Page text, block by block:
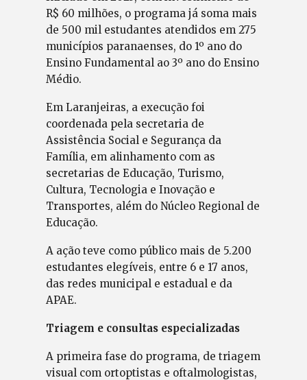
R$ 60 milhões, o programa já soma mais
de 500 mil estudantes atendidos em 275
municípios paranaenses, do 1º ano do
Ensino Fundamental ao 3º ano do Ensino
Médio.
Em Laranjeiras, a execução foi
coordenada pela secretaria de
Assistência Social e Segurança da
Família, em alinhamento com as
secretarias de Educação, Turismo,
Cultura, Tecnologia e Inovação e
Transportes, além do Núcleo Regional de
Educação.
A ação teve como público mais de 5.200
estudantes elegíveis, entre 6 e 17 anos,
das redes municipal e estadual e da
APAE.
Triagem e consultas especializadas
A primeira fase do programa, de triagem
visual com ortoptistas e oftalmologistas,